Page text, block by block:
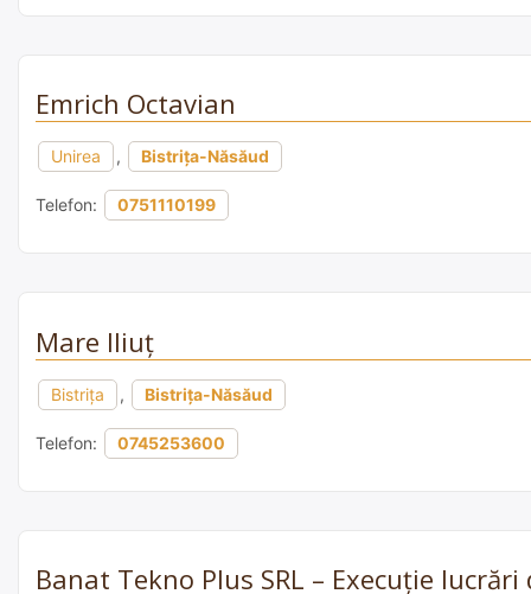
Emrich Octavian
Unirea , Bistrița-Năsăud
Telefon: 0751110199
Mare Iliuț
Bistrița , Bistrița-Năsăud
Telefon: 0745253600
Banat Tekno Plus SRL – Execuție